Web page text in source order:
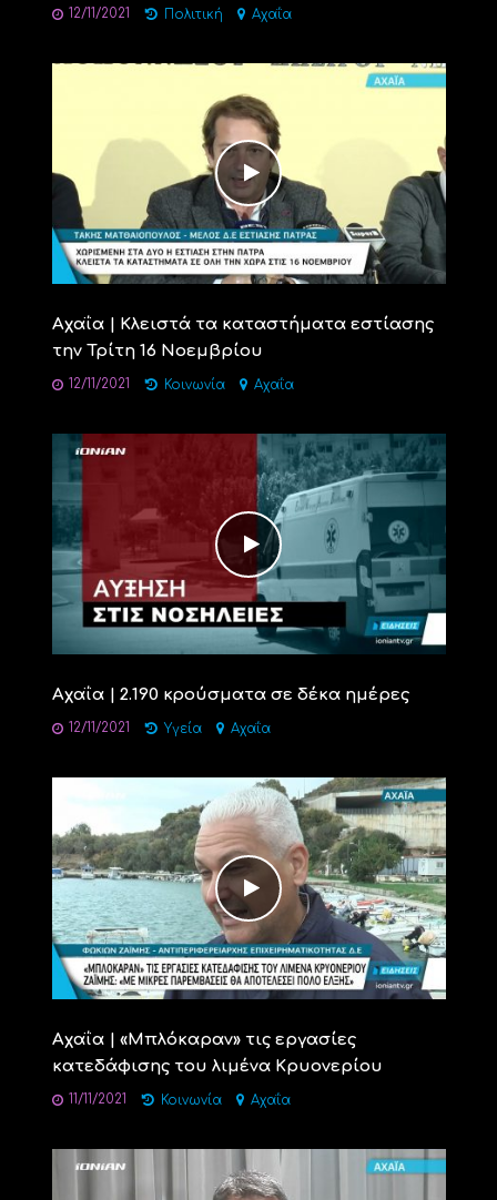
12/11/2021 Πολιτική Αχαΐα
Αχαΐα | Κλειστά τα καταστήματα εστίασης
την Τρίτη 16 Νοεμβρίου
12/11/2021 Κοινωνία Αχαΐα
Αχαΐα | 2.190 κρούσματα σε δέκα ημέρες
12/11/2021 Υγεία Αχαΐα
Αχαΐα | «Μπλόκαραν» τις εργασίες
κατεδάφισης του λιμένα Κρυονερίου
11/11/2021 Κοινωνία Αχαΐα